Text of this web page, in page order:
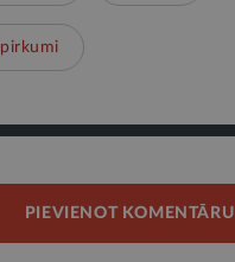
PIEVIENOT KOMENTĀRU